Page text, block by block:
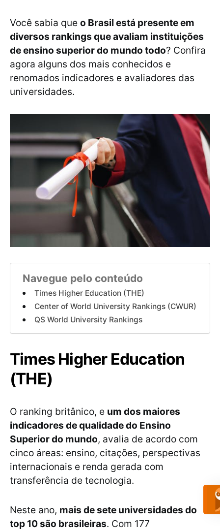
Você sabia que o Brasil está presente em
diversos rankings que avaliam instituições
de ensino superior do mundo todo? Confira
agora alguns dos mais conhecidos e
renomados indicadores e avaliadores das
universidades.
Navegue pelo conteúdo
Times Higher Education (THE)
Center of World University Rankings (CWUR)
QS World University Rankings
Times Higher Education
(THE)
O ranking britânico, e um dos maiores
indicadores de qualidade do Ensino
Superior do mundo, avalia de acordo com
cinco áreas: ensino, citações, perspectivas
internacionais e renda gerada com
transferência de tecnologia.
Neste ano, mais de sete universidades do
top 10 são brasileiras. Com 177